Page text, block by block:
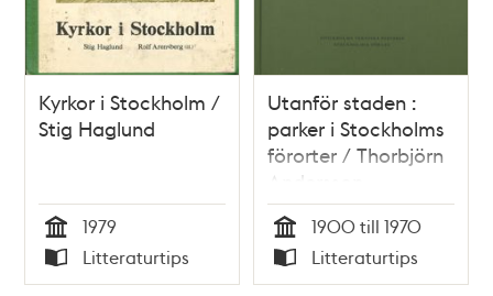
Kyrkor i Stockholm /
Stig Haglund
Tid
1979
Typ
Litteraturtips
Utanför staden :
parker i Stockholms
förorter / Thorbjörn
Andersson
Tid
1900 till 1970
Typ
Litteraturtips